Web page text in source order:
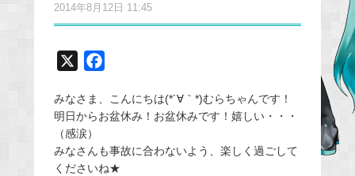
2014年8月12日 11:45
c
e
o
みなさま、こんにちは(*´∀｀*)むらちゃんです！
明日からお盆休み！お盆休みです！嬉しい・・・
（感涙）
みなさんも事故に合わないよう、楽しく過ごして
くださいね★